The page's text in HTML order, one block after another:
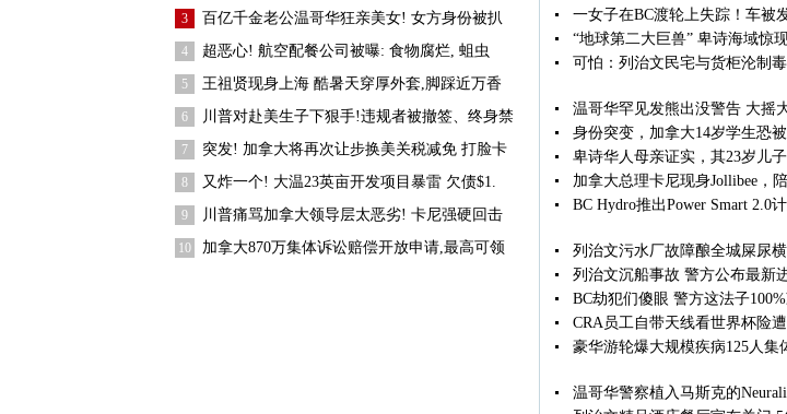
3 百亿千金老公温哥华狂亲美女! 女方身份被扒
4 超恶心! 航空配餐公司被曝: 食物腐烂, 蛆虫
5 王祖贤现身上海 酷暑天穿厚外套,脚踩近万香
6 川普对赴美生子下狠手!违规者被撤签、终身禁
7 突发! 加拿大将再次让步换美关税减免 打脸卡
8 又炸一个! 大温23英亩开发项目暴雷 欠债$1.
9 川普痛骂加拿大领导层太恶劣! 卡尼强硬回击
10 加拿大870万集体诉讼赔偿开放申请,最高可领
一女子在BC渡轮上失踪！车被
“地球第二大巨兽” 卑诗海域惊
可怕：列治文民宅与货柜沦制
温哥华罕见发熊出没警告 大摇
身份突变，加拿大14岁学生恐
卑诗华人母亲证实，其23岁儿
加拿大总理卡尼现身Jollibee，
BC Hydro推出Power Smart 2.0
列治文污水厂故障酿全城屎尿
列治文沉船事故 警方公布最新
BC劫犯们傻眼 警方这法子
CRA员工自带天线看世界杯险
豪华游轮爆大规模疾病125人集
温哥华警察植入马斯克的